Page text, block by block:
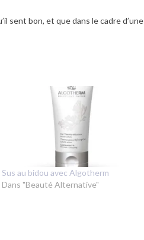
sent bon, et que dans le cadre d’une
Sus au bidou avec Algotherm
Dans "Beauté Alternative"